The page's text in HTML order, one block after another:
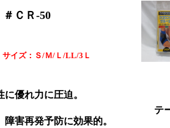
＃ＣＲ-50
サイズ：Ｓ/Ｍ/Ｌ/LL/3Ｌ
優れ力に圧迫。
害再発予防に効果的。
テ